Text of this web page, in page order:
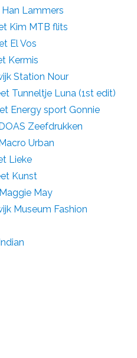
Lammers
Kim MTB flits
El Vos
Kermis
Station Nour
Tunneltje Luna (1st edit)
Energy sport Gonnie
Zeefdrukken
Urban
Lieke
Kunst
May
Museum Fashion